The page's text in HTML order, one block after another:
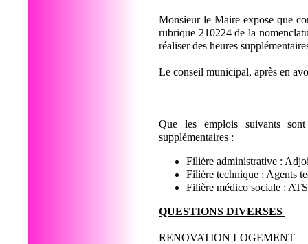
Monsieur le Maire expose que
rubrique 210224 de la
réaliser des heures
Le conseil municipal, après en
Que les emplois suivants
supplémentaires :
Filière administrative :
Filière technique : Agents
Filière médico sociale :
QUESTIONS DIVERSES
RENOVATION LOGEMENT